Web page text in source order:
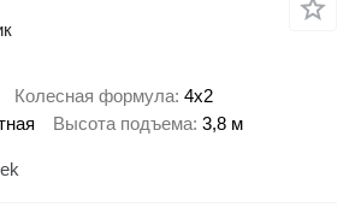
Колесная формула 4x2
Высота подъема 3,8 м